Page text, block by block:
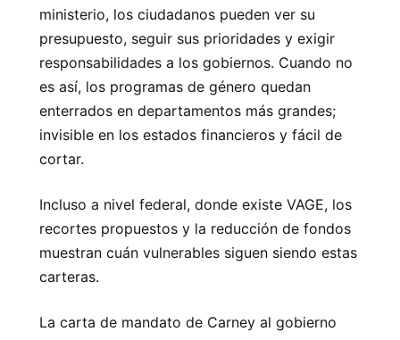
ministerio, los ciudadanos pueden ver su
presupuesto, seguir sus prioridades y exigir
responsabilidades a los gobiernos. Cuando no
es así, los programas de género quedan
enterrados en departamentos más grandes;
invisible en los estados financieros y fácil de
cortar.
Incluso a nivel federal, donde existe VAGE, los
recortes propuestos y la reducción de fondos
muestran cuán vulnerables siguen siendo estas
carteras.
La carta de mandato de Carney al gobierno